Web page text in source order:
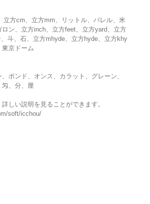
立方cm、立方mm、リットル、バレル、米
ン、立方inch、立方feet、立方yard、立方
斗、石、立方mhyde、立方hyde、立方khy
東京ドーム
ポンド、オンス、カラット、グレーン、
匁、分、厘
しい説明を見ることができます。
soft/icchou/